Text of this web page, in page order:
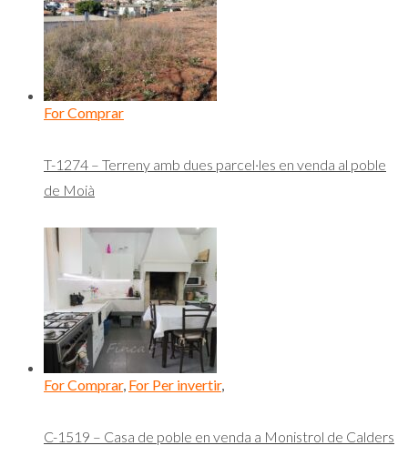
For Comprar
T-1274 – Terreny amb dues parcel·les en venda al poble
de Moià
For Comprar, For Per invertir,
C-1519 – Casa de poble en venda a Monistrol de Calders